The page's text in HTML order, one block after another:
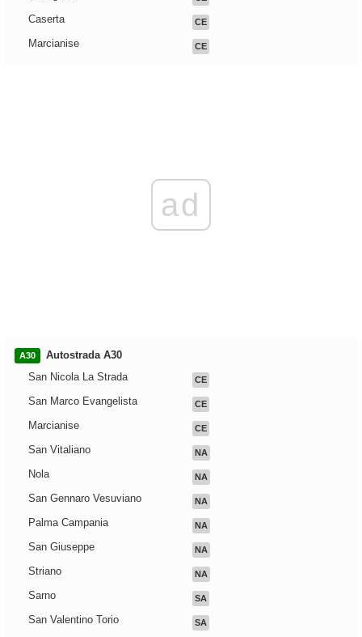
Caserta CE
Marcianise CE
ad
A30
Autostrada A30
San Nicola La Strada
CE
San Marco Evangelista CE
Marcianise CE
San Vitaliano NA
Nola NA
San Gennaro Vesuviano NA
Palma Campania NA
San Giuseppe NA
Striano NA
Sarno SA
San Valentino Torio SA